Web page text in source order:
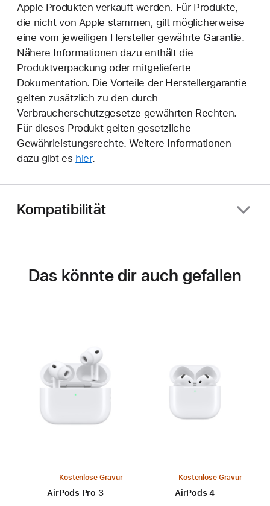
Apple Produkten verkauft werden. Für Produkte,
die nicht von Apple stammen, gilt möglicherweise
eine vom jeweiligen Hersteller gewährte Garantie.
Nähere Informationen dazu enthält die
Produktverpackung oder mitgelieferte
Dokumentation. Die Vorteile der Herstellergarantie
gelten zusätzlich zu den durch
Verbraucherschutzgesetze gewährten Rechten.
Für dieses Produkt gelten gesetzliche
Gewährleistungsrechte. Weitere Informationen
dazu gibt es hier.
Kompatibilität
Das könnte dir auch gefallen
Kostenlose Gravur
AirPods Pro 3
Kostenlose Gravur
AirPods 4